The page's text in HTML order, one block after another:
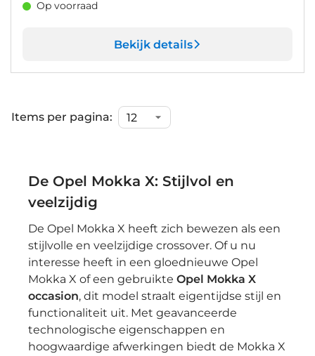
Op voorraad
Bekijk details
Items per pagina:
De Opel Mokka X: Stijlvol en
veelzijdig
De Opel Mokka X heeft zich bewezen als een
stijlvolle en veelzijdige crossover. Of u nu
interesse heeft in een gloednieuwe Opel
Mokka X of een gebruikte Opel Mokka X
occasion, dit model straalt eigentijdse stijl en
functionaliteit uit. Met geavanceerde
technologische eigenschappen en
hoogwaardige afwerkingen biedt de Mokka X